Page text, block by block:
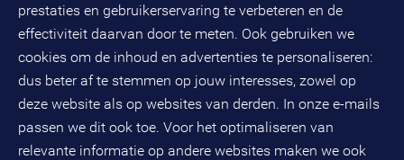
prestaties en gebruikerservaring te verbeteren en de
effectiviteit daarvan door te meten. Ook gebruiken we
cookies om de inhoud en advertenties te personaliseren:
dus beter af te stemmen op jouw interesses, zowel op
deze website als op websites van derden. In onze e-mails
passen we dit ook toe. Voor het optimaliseren van
relevante informatie op andere websites maken we ook
3821 ALAmersfoort
Postbus 490
3800 AL Amersfoort
KvK-nummer: 32078667
BTW-nummer: NL808663598B01
Volg ons op social media